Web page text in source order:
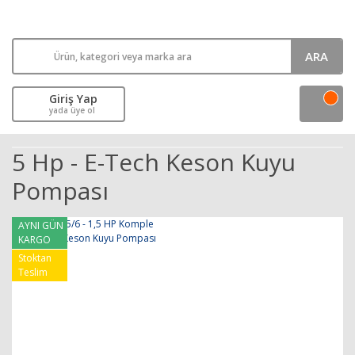
ARA
Giriş Yap
yada üye ol
5 Hp - E-Tech Keson Kuyu
Pompası
AYNI GÜN
KARGO
Stoktan
Teslim